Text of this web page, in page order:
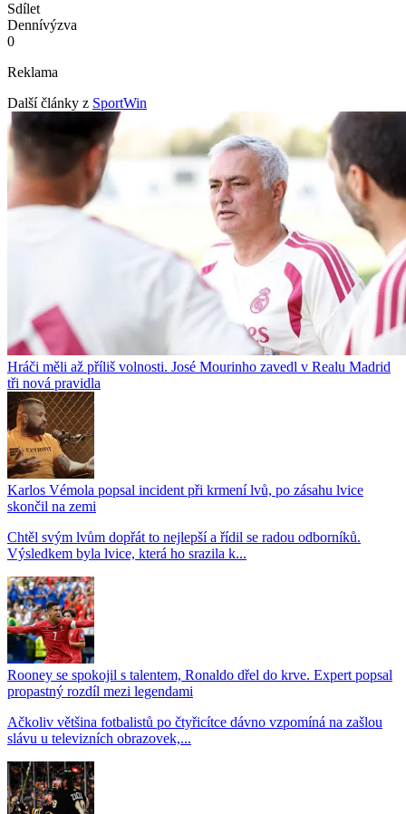
Sdílet
Dennívýzva
0
Reklama
Další články z SportWin
Hráči měli až příliš volnosti. José Mourinho zavedl v Realu Madrid
tři nová pravidla
Karlos Vémola popsal incident při krmení lvů, po zásahu lvice
skončil na zemi
Chtěl svým lvům dopřát to nejlepší a řídil se radou odborníků.
Výsledkem byla lvice, která ho srazila k...
Rooney se spokojil s talentem, Ronaldo dřel do krve. Expert popsal
propastný rozdíl mezi legendami
Ačkoliv většina fotbalistů po čtyřicítce dávno vzpomíná na zašlou
slávu u televizních obrazovek,...